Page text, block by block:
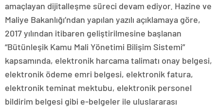
amaçlayan dijitalleşme süreci devam ediyor. Hazine ve
Maliye Bakanlığı’ndan yapılan yazılı açıklamaya göre,
2017 yılından itibaren geliştirilmesine başlanan
“Bütünleşik Kamu Mali Yönetimi Bilişim Sistemi”
kapsamında, elektronik harcama talimatı onay belgesi,
elektronik ödeme emri belgesi, elektronik fatura,
elektronik teminat mektubu, elektronik personel
bildirim belgesi gibi e-belgeler ile uluslararası